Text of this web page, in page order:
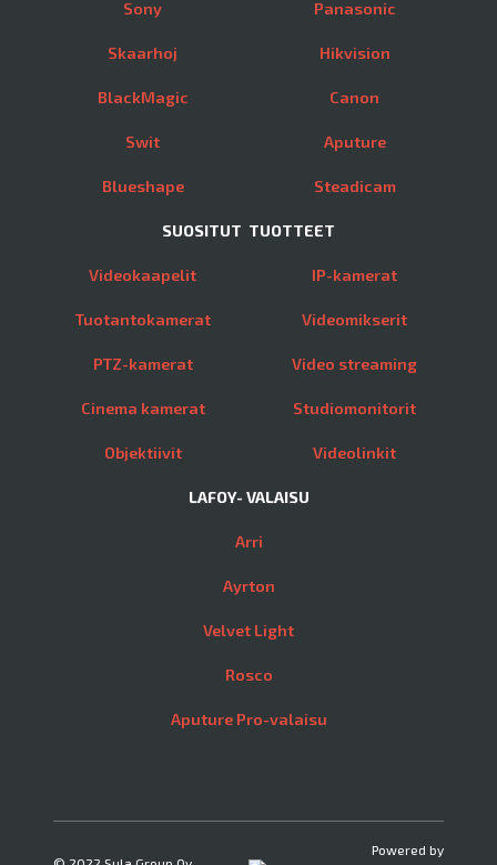
Sony
Skaarhoj
BlackMagic
Swit
Blueshape
Panasonic
Hikvision
Canon
Aputure
Steadicam
SUOSITUT TUOTTEET
Videokaapelit
Tuotantokamerat
PTZ-kamerat
Cinema kamerat
Objektiivit
IP-kamerat
Videomikserit
Video streaming
Studiomonitorit
Videolinkit
LAFOY- VALAISU
Arri
Ayrton
Velvet Light
Rosco
Aputure Pro-valaisu
Powered by